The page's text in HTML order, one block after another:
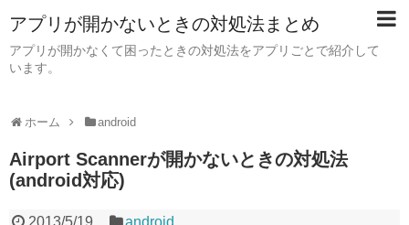
アプリが開かないときの対処法まとめ
アプリが開かなくて困ったときの対処法をアプリごとで紹介して
います。
ホーム android
Airport Scannerが開かないときの対処法
(android対応)
2013/5/19 android